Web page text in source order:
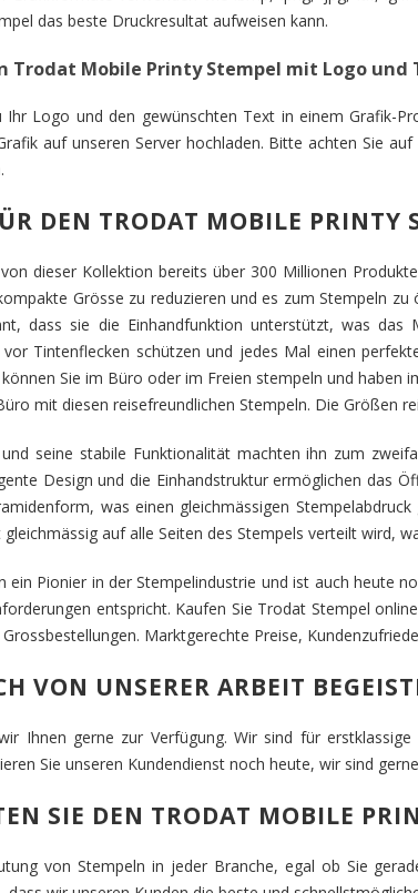
das beste Druckresultat aufweisen kann.
Trodat Mobile Printy Stempel mit Logo und
Ihr Logo und den gewünschten Text in einem Grafik-
auf unseren Server hochladen. Bitte achten Sie
DEN TRODAT MOBILE PRINTY
dieser Kollektion bereits über 300 Millionen
Grösse zu reduzieren und es zum Stempeln
dass sie die Einhandfunktion unterstützt, was
Tintenflecken schützen und jedes Mal einen
Sie im Büro oder im Freien stempeln und haben
mit diesen reisefreundlichen Stempeln. Die Größen
seine stabile Funktionalität machten ihn zum
Design und die Einhandstruktur ermöglichen das
was einen gleichmässigen
auf alle Seiten des Stempels verteilt wird,
ein Pionier in der Stempelindustrie und ist auch heute
entspricht. Kaufen Sie Trodat Stempel
Marktgerechte Preise,
VON UNSERER ARBEIT
Ihnen gerne zur Verfügung. Wir sind für
Sie unseren Kundendienst noch heute, wir sind
SIE DEN TRODAT MOBILE
von Stempeln in jeder Branche, egal ob Sie